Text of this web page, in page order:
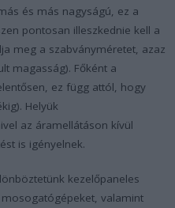
és más nagyságú, ez a
pontosan illeszkednie kell a
meg a szabványméretet, azaz
magasság). Főként a
ez függ attól, hogy
Helyük
az áramellátáson kívül
is igényelnek.
kezelőpaneles
valamint